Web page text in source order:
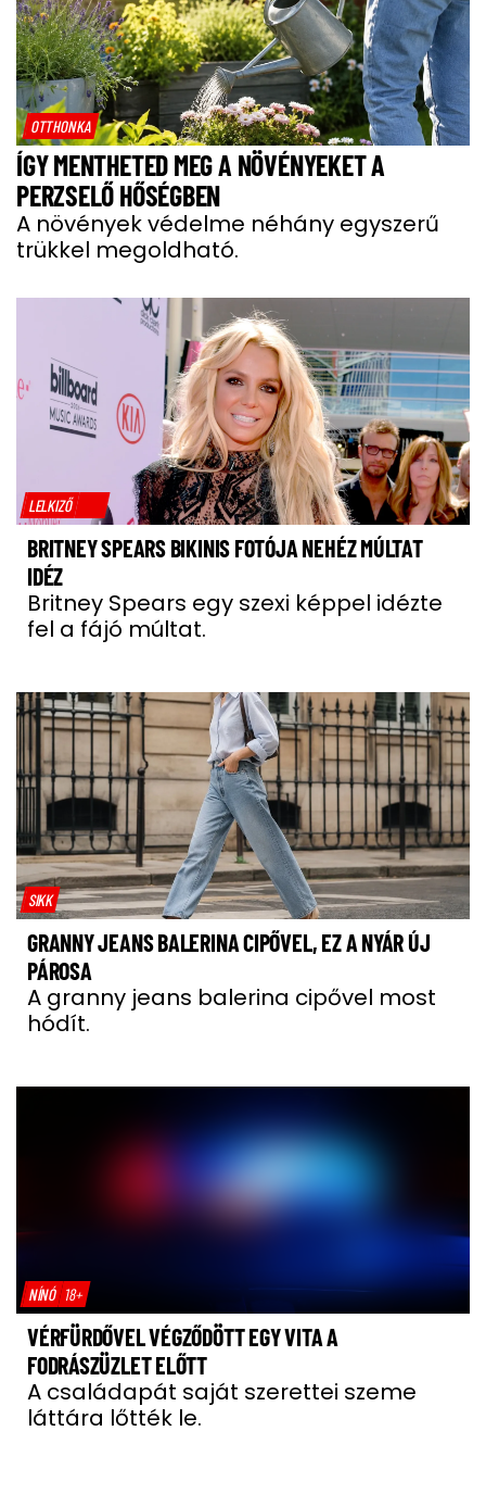
OTTHONKA
ÍGY MENTHETED MEG A NÖVÉNYEKET A
PERZSELŐ HŐSÉGBEN
A növények védelme néhány egyszerű
trükkel megoldható.
LELKIZŐ
BRITNEY SPEARS BIKINIS FOTÓJA NEHÉZ MÚLTAT
IDÉZ
Britney Spears egy szexi képpel idézte
fel a fájó múltat.
SIKK
GRANNY JEANS BALERINA CIPŐVEL, EZ A NYÁR ÚJ
PÁROSA
A granny jeans balerina cipővel most
hódít.
NÍNÓ 18+
VÉRFÜRDŐVEL VÉGZŐDÖTT EGY VITA A
FODRÁSZÜZLET ELŐTT
A családapát saját szerettei szeme
láttára lőtték le.